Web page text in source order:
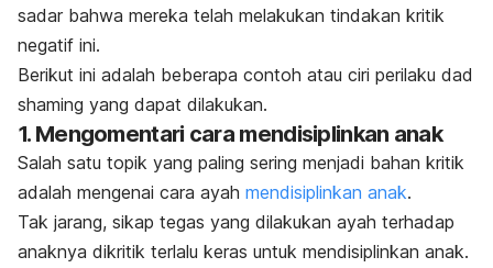
sadar bahwa mereka telah melakukan tindakan kritik
negatif ini.
Berikut ini adalah beberapa contoh atau ciri perilaku dad
shaming yang dapat dilakukan.
1. Mengomentari cara mendisiplinkan anak
Salah satu topik yang paling sering menjadi bahan kritik
adalah mengenai cara ayah mendisiplinkan anak.
Tak jarang, sikap tegas yang dilakukan ayah terhadap
anaknya dikritik terlalu keras untuk mendisiplinkan anak.